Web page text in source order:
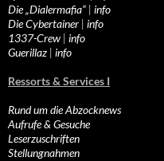
Die „Dialermafia“ | info
Die Cybertainer | info
1337-Crew | info
Guerillaz | info
Ressorts & Services I
Rund um die Abzocknews
Aufrufe & Gesuche
Leserzuschriften
Stellungnahmen